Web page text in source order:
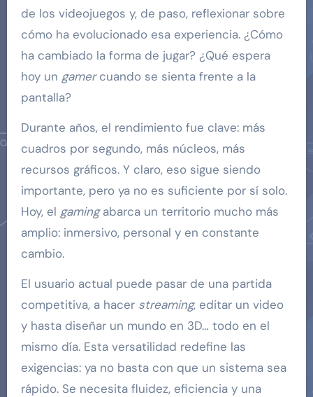
de los videojuegos y, de paso, reflexionar sobre
cómo ha evolucionado esa experiencia. ¿Cómo
ha cambiado la forma de jugar? ¿Qué espera
hoy un gamercuando se sienta frente a la
pantalla?
Durante años, el rendimiento fue clave: más
cuadros por segundo, más núcleos, más
recursos gráficos. Y claro, eso sigue siendo
importante, pero ya no es suficiente por sí solo.
Hoy, el gamingabarca un territorio mucho más
amplio: inmersivo, personal y en constante
cambio.
El usuario actual puede pasar de una partida
competitiva, a hacer streaming, editar un video
y hasta diseñar un mundo en 3D… todo en el
mismo día. Esta versatilidad redefine las
exigencias: ya no basta con que un sistema sea
rápido. Se necesita fluidez, eficiencia y una